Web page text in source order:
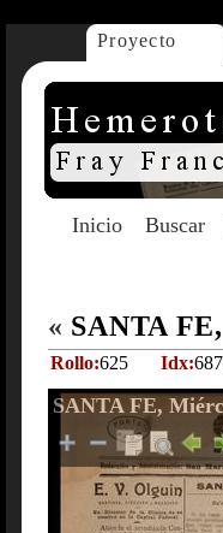
Proyecto
Inicio Buscar
« SANTA
Rollo:625 Idx:
SANTA FE,